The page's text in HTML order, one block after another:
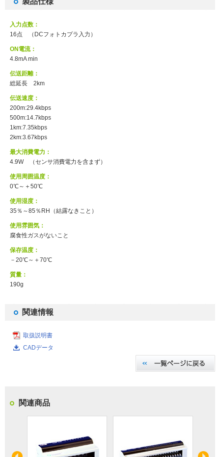
入力点数：
16点 （DCフォトカプラ入力）
ON電流：
4.8mA min
伝送距離：
総延長 2km
伝送速度：
200m:29.4kbps
500m:14.7kbps
1km:7.35kbps
2km:3.67kbps
最大消費電力：
4.9W （センサ消費電力を含まず）
使用周囲温度：
0℃～＋50℃
使用湿度：
35％～85％RH（結露なきこと）
使用雰囲気：
腐食性ガスがないこと
保存温度：
－20℃～＋70℃
質量：
190g
関連情報
取扱説明書
CADデータ
関連商品